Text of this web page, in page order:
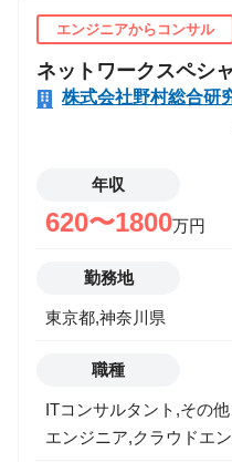
けた脅威インテリジェン
・脅威インテリジェンス
支援・POC対応 ◆ASMに関するセキュリティコンサ
ルタント ・ASM活用に
ASMサービスの導入支
の動向や顧客ニーズを踏
た外部脅威情報の収集・
ービスの提供 ・攻撃者
（IT資産/脆弱性)の可視
ェンス導入・活用計画
ける自社関連漏洩情報の探索支援 【携
サービス・テーマ】 ・
エンジニアからコンサル
ネットワークスペシ
株式会社野村総合研
年収
620〜1800万円
勤務地
東京都,神奈川県
職種
ITコンサルタント,その
エンジニア,クラウドエ